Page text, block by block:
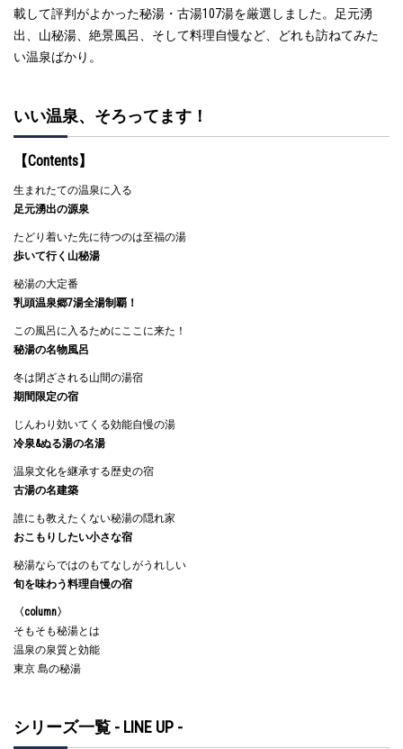
載して評判がよかった秘湯・古湯107湯を厳選しました。足元湧
出、山秘湯、絶景風呂、そして料理自慢など、どれも訪ねてみた
い温泉ばかり。
いい温泉、そろってます！
【Contents】
生まれたての温泉に入る
足元湧出の源泉
たどり着いた先に待つのは至福の湯
歩いて行く山秘湯
秘湯の大定番
乳頭温泉郷7湯全湯制覇！
この風呂に入るためにここに来た！
秘湯の名物風呂
冬は閉ざされる山間の湯宿
期間限定の宿
じんわり効いてくる効能自慢の湯
冷泉&ぬる湯の名湯
温泉文化を継承する歴史の宿
古湯の名建築
誰にも教えたくない秘湯の隠れ家
おこもりしたい小さな宿
秘湯ならではのもてなしがうれしい
旬を味わう料理自慢の宿
〈column〉
そもそも秘湯とは
温泉の泉質と効能
東京 島の秘湯
シリーズ一覧 - LINE UP -